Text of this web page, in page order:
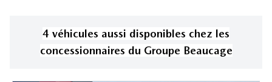
4 véhicules aussi disponibles chez les
concessionnaires du Groupe Beaucage